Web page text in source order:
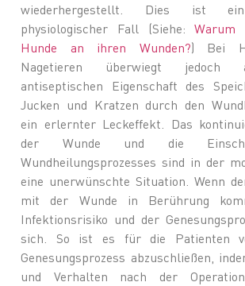
wiederhergestellt. Dies ist ein
physiologischer Fall (Siehe:Warum
Hunde an ihren Wunden?) Bei
Nagetieren überwiegt jedoch
antiseptischen Eigenschaft des
Jucken und Kratzen durch den
ein erlernter Leckeffekt. Das
der Wunde und die
Wundheilungsprozesses sind in der
eine unerwünschte Situation. Wenn
mit der Wunde in Berührung
Infektionsrisiko und der
sich. So ist es für die Patienten
Genesungsprozess abzuschließen,
und Verhalten nach der